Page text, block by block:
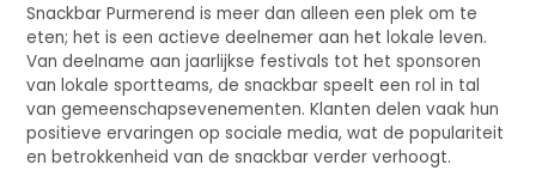
Snackbar Purmerend is meer dan alleen een plek om te
eten; het is een actieve deelnemer aan het lokale leven.
Van deelname aan jaarlijkse festivals tot het sponsoren
van lokale sportteams, de snackbar speelt een rol in tal
van gemeenschapsevenementen. Klanten delen vaak hun
positieve ervaringen op sociale media, wat de populariteit
en betrokkenheid van de snackbar verder verhoogt.